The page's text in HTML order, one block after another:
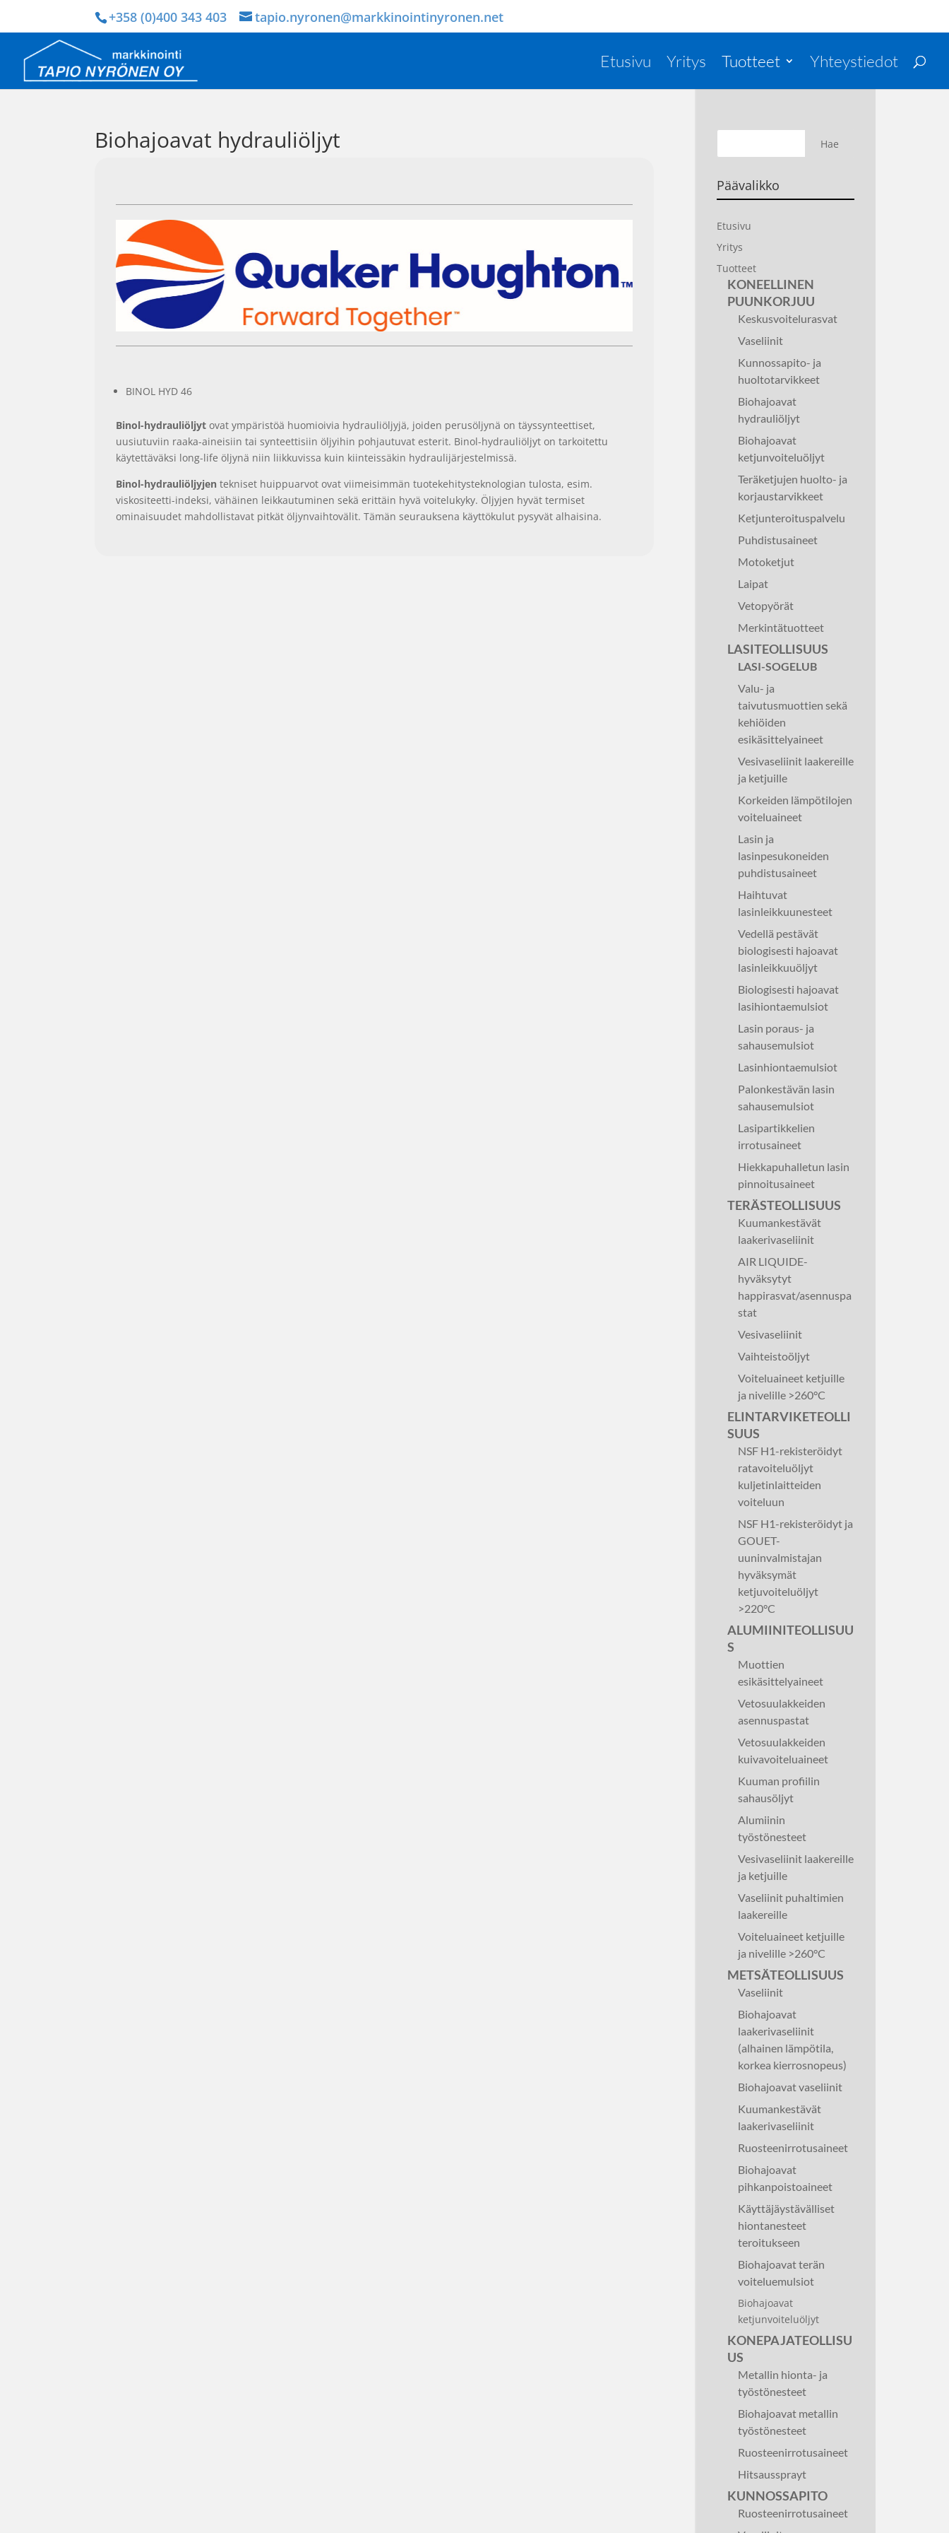
+358 (0)400 343 403 tapio.nyronen@markkinointinyronen.net
Etusivu Yritys Tuotteet Yhteystiedot
Biohajoavat hydrauliöljyt
BINOL HYD 46
Binol-hydrauliöljytovat ympäristöä huomioivia hydrauliöljyjä, joiden perusöljynä on täyssynteettiset,
uusiutuviin raaka-aineisiin tai synteettisiin öljyihin pohjautuvat esterit. Binol-hydrauliöljyt on tarkoitettu
käytettäväksi long-life öljynä niin liikkuvissa kuin kiinteissäkin hydraulijärjestelmissä.
Binol-hydrauliöljyjen tekniset huippuarvot ovat viimeisimmän tuotekehitysteknologian tulosta, esim.
viskositeetti-indeksi, vähäinen leikkautuminen sekä erittäin hyvä voitelukyky. Öljyjen hyvät termiset
ominaisuudet mahdollistavat pitkät öljynvaihtovälit. Tämän seurauksena käyttökulut pysyvät alhaisina.
Päävalikko
Etusivu
Yritys
Tuotteet
KONEELLINEN
PUUNKORJUU
Keskusvoitelurasvat
Vaseliinit
Kunnossapito- ja
huoltotarvikkeet
Biohajoavat
hydrauliöljyt
Biohajoavat
ketjunvoiteluöljyt
Teräketjujen huolto- ja
korjaustarvikkeet
Ketjunteroituspalvelu
Puhdistusaineet
Motoketjut
Laipat
Vetopyörät
Merkintätuotteet
LASITEOLLISUUS
LASI-SOGELUB
Valu- ja
taivutusmuottien sekä
kehiöiden
esikäsittelyaineet
Vesivaseliinit laakereille
ja ketjuille
Korkeiden lämpötilojen
voiteluaineet
Lasin ja
lasinpesukoneiden
puhdistusaineet
Haihtuvat
lasinleikkuunesteet
Vedellä pestävät
biologisesti hajoavat
lasinleikkuuöljyt
Biologisesti hajoavat
lasihiontaemulsiot
Lasin poraus- ja
sahausemulsiot
Lasinhiontaemulsiot
Palonkestävän lasin
sahausemulsiot
Lasipartikkelien
irrotusaineet
Hiekkapuhalletun lasin
pinnoitusaineet
TERÄSTEOLLISUUS
Kuumankestävät
laakerivaseliinit
AIR LIQUIDE-
hyväksytyt
happirasvat/asennuspa
stat
Vesivaseliinit
Vaihteistoöljyt
Voiteluaineet ketjuille
ja nivelille >260°C
ELINTARVIKETEOLLI
SUUS
NSF H1-rekisteröidyt
ratavoiteluöljyt
kuljetinlaitteiden
voiteluun
NSF H1-rekisteröidyt ja
GOUET-
uuninvalmistajan
hyväksymät
ketjuvoiteluöljyt
>220°C
ALUMIINITEOLLISUU
S
Muottien
esikäsittelyaineet
Vetosuulakkeiden
asennuspastat
Vetosuulakkeiden
kuivavoiteluaineet
Kuuman profiilin
sahausöljyt
Alumiinin
työstönesteet
Vesivaseliinit laakereille
ja ketjuille
Vaseliinit puhaltimien
laakereille
Voiteluaineet ketjuille
ja nivelille >260°C
METSÄTEOLLISUUS
Vaseliinit
Biohajoavat
laakerivaseliinit
(alhainen lämpötila,
korkea kierrosnopeus)
Biohajoavat vaseliinit
Kuumankestävät
laakerivaseliinit
Ruosteenirrotusaineet
Biohajoavat
pihkanpoistoaineet
Käyttäjäystävälliset
hiontanesteet
teroitukseen
Biohajoavat terän
voiteluemulsiot
Biohajoavat
ketjunvoiteluöljyt
KONEPAJATEOLLISU
US
Metallin hionta- ja
työstönesteet
Biohajoavat metallin
työstönesteet
Ruosteenirrotusaineet
Hitsaussprayt
KUNNOSSAPITO
Ruosteenirrotusaineet